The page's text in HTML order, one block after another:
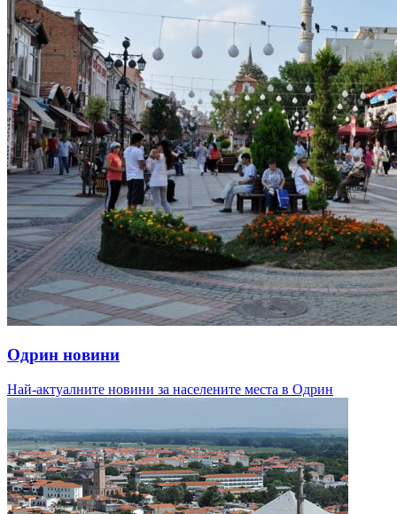
Одрин новини
Най-актуалните новини за населените места в Одрин